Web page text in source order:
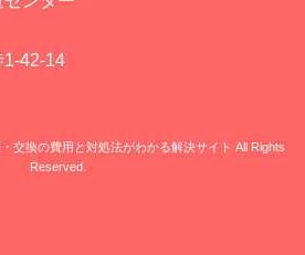
1-42-14
交換の費用と対処法がわかる解決サイト All Rights
Reserved.